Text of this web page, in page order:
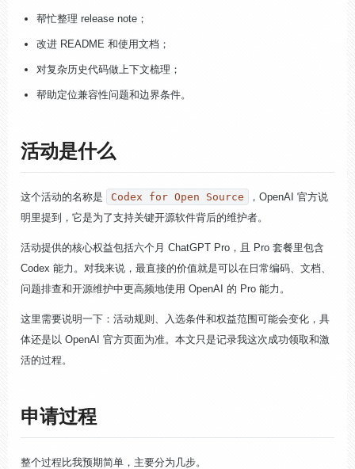
帮忙整理 release note；
改进 README 和使用文档；
对复杂历史代码做上下文梳理；
帮助定位兼容性问题和边界条件。
活动是什么
这个活动的名称是 Codex for Open Source
，OpenAI 官方说
明里提到，它是为了支持关键开源软件背后的维护者。
活动提供的核心权益包括六个月 ChatGPT Pro，且 Pro 套餐里包含
Codex 能力。对我来说，最直接的价值就是可以在日常编码、文档、
问题排查和开源维护中更高频地使用 OpenAI 的 Pro 能力。
这里需要说明一下：活动规则、入选条件和权益范围可能会变化，具
体还是以 OpenAI 官方页面为准。本文只是记录我这次成功领取和激
活的过程。
申请过程
整个过程比我预期简单，主要分为几步。